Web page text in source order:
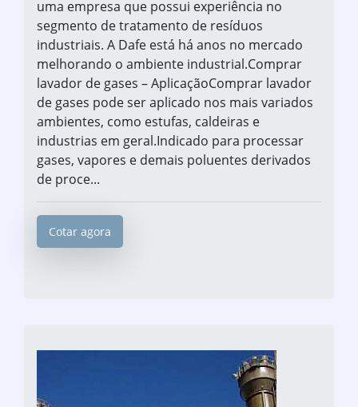
uma empresa que possui experiência no
segmento de tratamento de resíduos
industriais. A Dafe está há anos no mercado
melhorando o ambiente industrial.Comprar
lavador de gases – AplicaçãoComprar lavador
de gases pode ser aplicado nos mais variados
ambientes, como estufas, caldeiras e
industrias em geral.Indicado para processar
gases, vapores e demais poluentes derivados
de proce...
Cotar agora